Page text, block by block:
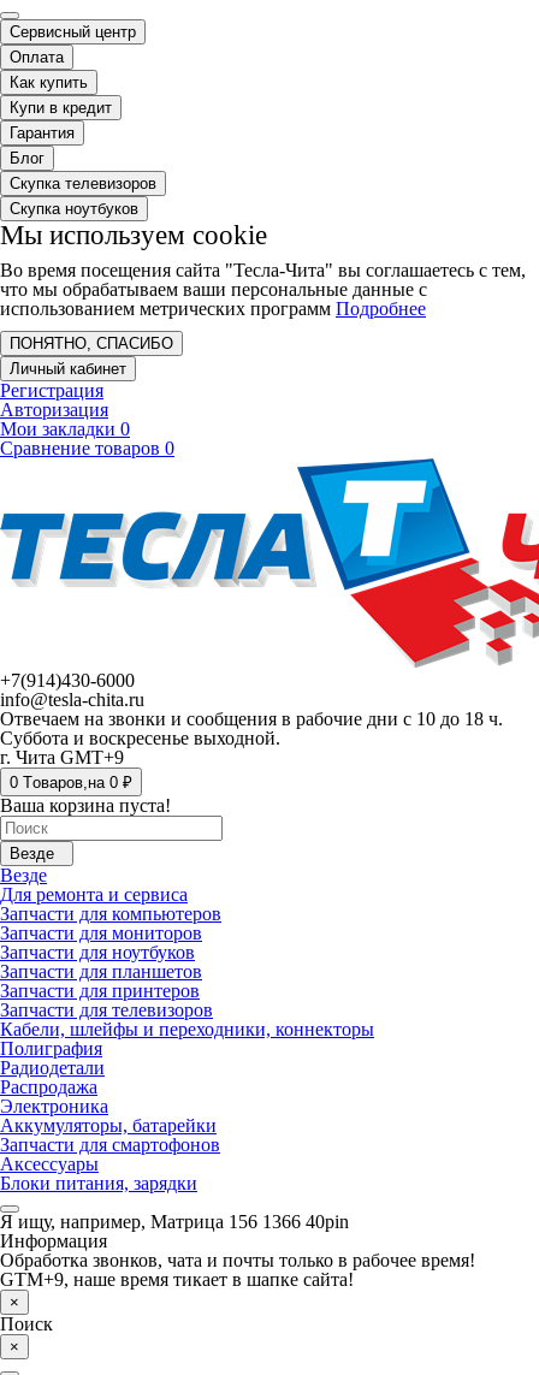
Сервисный центр
Оплата
Как купить
Купи в кредит
Гарантия
Блог
Скупка телевизоров
Скупка ноутбуков
Мы используем cookie
Во время посещения сайта "Тесла-Чита" вы соглашаетесь с тем,
что мы обрабатываем ваши персональные данные с
использованием метрических программ Подробнее
ПОНЯТНО, СПАСИБО
Личный кабинет
Регистрация
Авторизация
Мои закладки 0
Сравнение товаров 0
+7(914)430-6000
info@tesla-chita.ru
Отвечаем на звонки и сообщения в рабочие дни с 10 до 18 ч.
Суббота и воскресенье выходной.
г. Чита GMT+9
0 Tоваров,на 0 ₽
Ваша корзина пуста!
Везде
Везде
Для ремонта и сервиса
Запчасти для компьютеров
Запчасти для мониторов
Запчасти для ноутбуков
Запчасти для планшетов
Запчасти для принтеров
Запчасти для телевизоров
Кабели, шлейфы и переходники, коннекторы
Полиграфия
Радиодетали
Распродажа
Электроника
Аккумуляторы, батарейки
Запчасти для смартофонов
Аксессуары
Блоки питания, зарядки
Я ищу, например, Матрица 156 1366 40pin
Информация
Обработка звонков, чата и почты только в рабочее время!
GTM+9, наше время тикает в шапке сайта!
×
Поиск
×